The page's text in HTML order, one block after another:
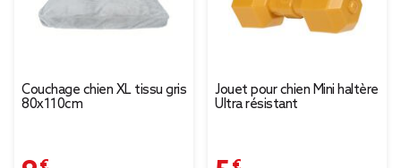
Couchage chien XL tissu gris
80x110cm
9,95 €
Jouet pour chien Mini haltère
Ultra résistant
5,99 €